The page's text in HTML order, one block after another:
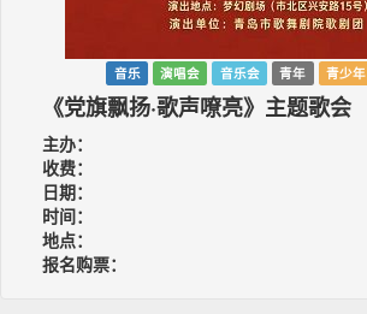
音乐 演唱会 音乐会 青年 青少年
《党旗飘扬·歌声嘹亮》主题歌会
主办：
收费：
日期：
时间：
地点：
报名购票：